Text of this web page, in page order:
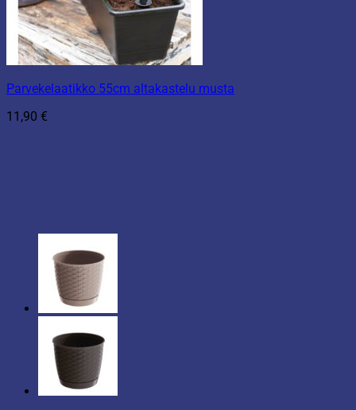
Parvekelaatikko 55cm altakastelu musta
11,90 €